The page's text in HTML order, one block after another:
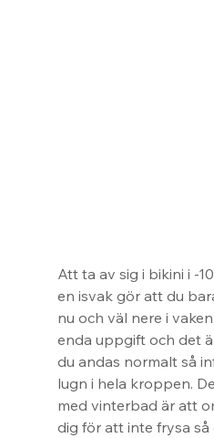
Att ta av sig i bikini i -
en isvak gör att du
nu och väl nere i
enda uppgift och det
du andas normalt så
lugn i hela kroppen.
med vinterbad är att
dig för att inte frysa